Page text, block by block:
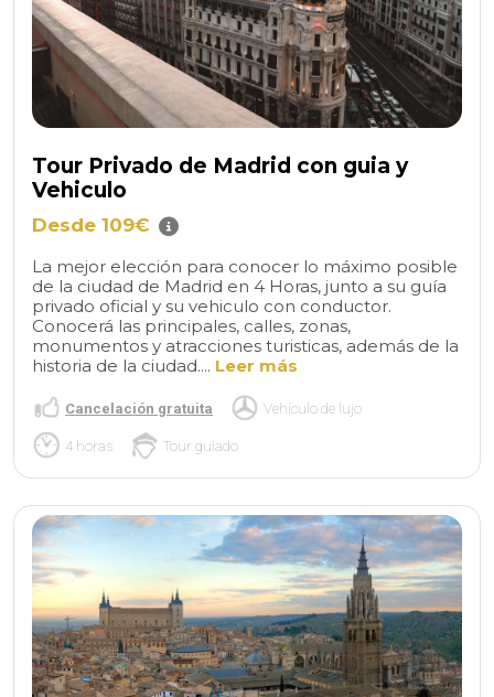
Tour Privado de Madrid con guia y
Vehiculo
Desde 109€
La mejor elección para conocer lo máximo posible
de la ciudad de Madrid en 4 Horas, junto a su guía
privado oficial y su vehiculo con conductor.
Conocerá las principales, calles, zonas,
monumentos y atracciones turisticas, además de la
historia de la ciudad.... Leer más
Cancelación gratuita Vehículo de lujo
4 horas Tour guiado